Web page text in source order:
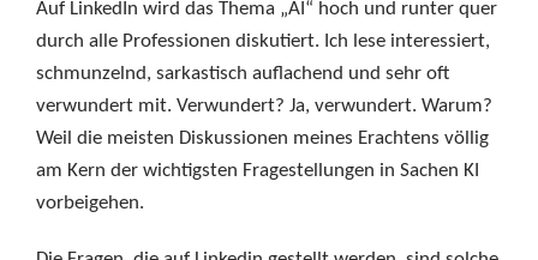
Auf LinkedIn wird das Thema „AI“ hoch und runter quer
durch alle Professionen diskutiert. Ich lese interessiert,
schmunzelnd, sarkastisch auflachend und sehr oft
verwundert mit. Verwundert? Ja, verwundert. Warum?
Weil die meisten Diskussionen meines Erachtens völlig
am Kern der wichtigsten Fragestellungen in Sachen KI
vorbeigehen.